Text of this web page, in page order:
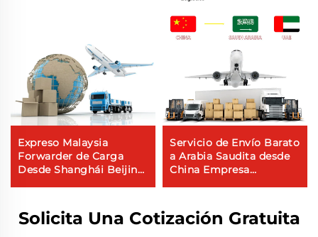
Expreso Malaysia
Forwarder de Carga
Desde Shanghái Beijing
Servicio de Envío Barato
a Arabia Saudita desde
China Empresa
Dubái Envío Puerta a
Puerta a EE. UU. RU
Solicita Una Cotización Gratuita